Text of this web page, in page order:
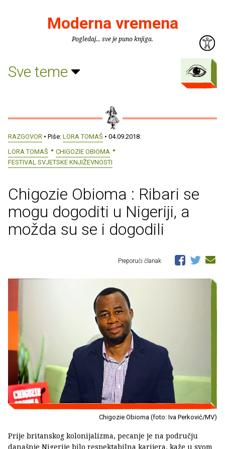
Moderna vremena
Pogledaj... sve je puno knjiga.
Sve teme
RAZGOVOR • Piše: LORA TOMAŠ • 04.09.2018.
LORA TOMAŠ
CHIGOZIE OBIOMA
FESTIVAL SVJETSKE KNJIŽEVNOSTI
Chigozie Obioma : Ribari se
mogu dogoditi u Nigeriji, a
možda su se i dogodili
Preporuči članak
Chigozie Obioma (foto: Iva Perković/MV)
Prije britanskog kolonijalizma, pecanje je na području
današnje Nigerije bilo respektabilna karijera, kaže u svom